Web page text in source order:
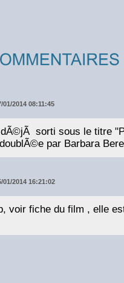
2014 08:11:45
sorti sous le titre
par Barbara
2014 16:21:02
voir fiche du film , elle